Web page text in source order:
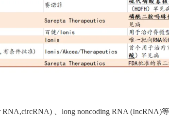
RNA,circRNA) 、long noncoding RNA